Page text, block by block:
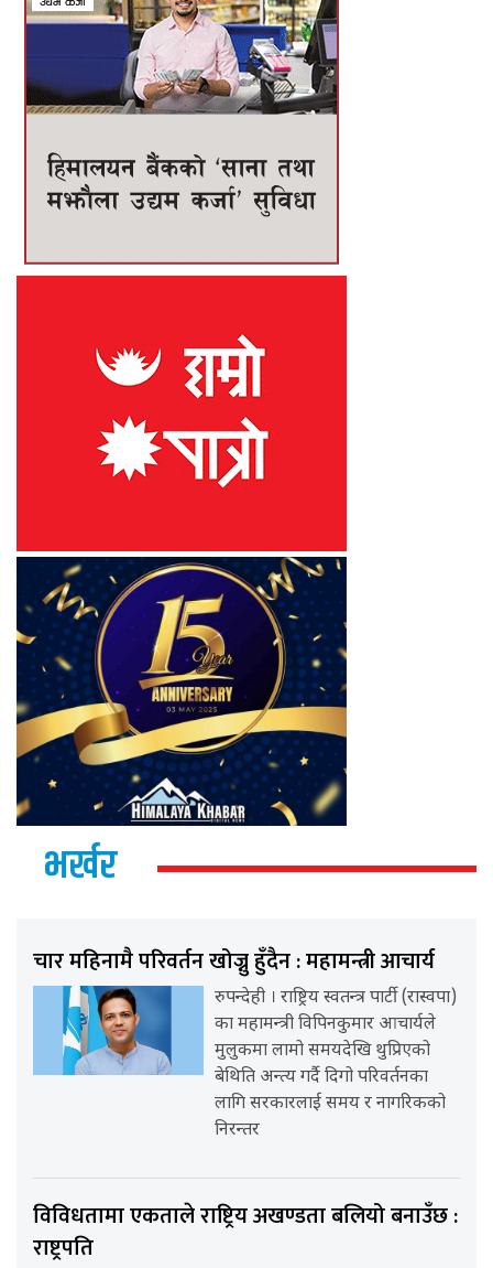
भर्खर
चार महिनामै परिवर्तन खोज्नु हुँदैन : महामन्त्री आचार्य
रुपन्देही । राष्ट्रिय स्वतन्त्र पार्टी (रास्वपा)
का महामन्त्री विपिनकुमार आचार्यले
मुलुकमा लामो समयदेखि थुप्रिएको
बेथिति अन्त्य गर्दै दिगो परिवर्तनका
लागि सरकारलाई समय र नागरिकको
निरन्तर
विविधतामा एकताले राष्ट्रिय अखण्डता बलियो बनाउँछ :
राष्ट्रपति